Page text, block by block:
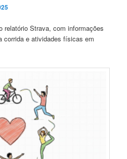
relatório Strava, com informações
corrida e atividades físicas em